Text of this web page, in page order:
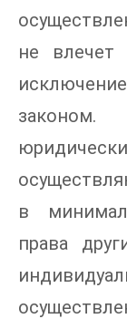
не влечет
в
права